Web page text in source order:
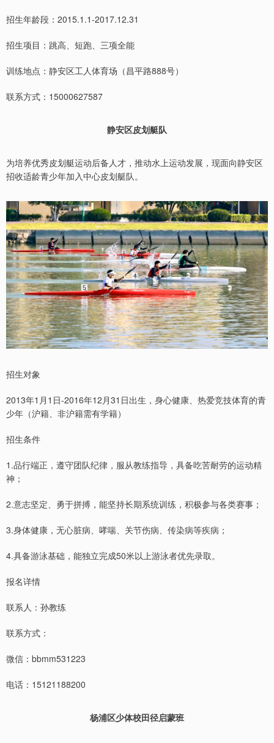
招生年龄段：2015.1.1-2017.12.31
招生项目：跳高、短跑、三项全能
训练地点：静安区工人体育场（昌平路888号）
联系方式：15000627587
静安区皮划艇队
为培养优秀皮划艇运动后备人才，推动水上运动发展，现面向静安区
招收适龄青少年加入中心皮划艇队。
招生对象
2013年1月1日-2016年12月31日出生，身心健康、热爱竞技体育的青
少年（沪籍、非沪籍需有学籍）
招生条件
1.品行端正，遵守团队纪律，服从教练指导，具备吃苦耐劳的运动精
神；
2.意志坚定、勇于拼搏，能坚持长期系统训练，积极参与各类赛事；
3.身体健康，无心脏病、哮喘、关节伤病、传染病等疾病；
4.具备游泳基础，能独立完成50米以上游泳者优先录取。
报名详情
联系人：孙教练
联系方式：
微信：bbmm531223
电话：15121188200
杨浦区少体校田径启蒙班